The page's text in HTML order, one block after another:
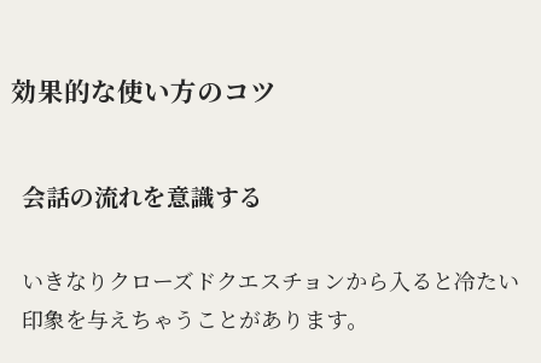
効果的な使い方のコツ
会話の流れを意識する
いきなりクローズドクエスチョンから入ると冷たい
印象を与えちゃうことがあります。